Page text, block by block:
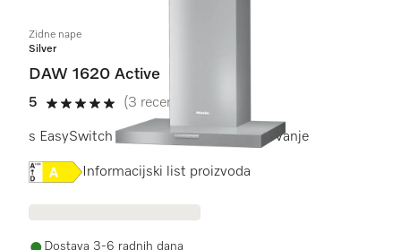
Zidne nape
Silver
DAW 1620 Active
5
5 od 5
(3 recenzije)
s EasySwitch tipkama za praktično rukovanje
Online Label Flag, Energetska naljepnica
Informacijski list proizvoda
Dostava 3-6 radnih dana